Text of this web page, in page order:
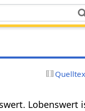
Lobenswert